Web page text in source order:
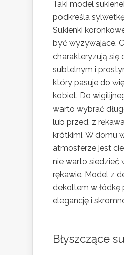
Taki model
podkreśla
Sukienki
być wyzywające.
charakteryzują się
subtelnym i
który pasuje do
kobiet. Do
warto wybrać
lub przed, z
krótkimi. W domu
atmosferze jest
nie warto siedzieć
rękawie. Model z
dekoltem w łódkę
elegancję i
Błyszczące